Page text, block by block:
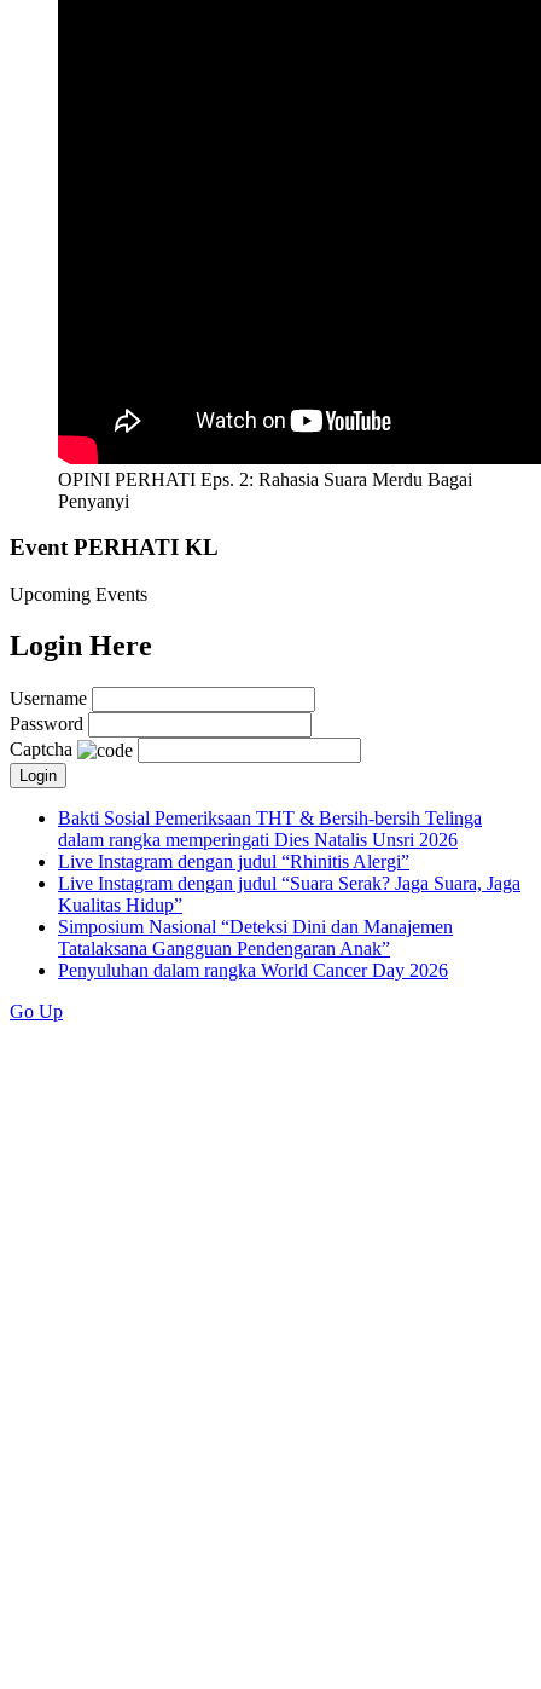
OPINI PERHATI Eps. 2: Rahasia Suara Merdu Bagai
Penyanyi
Event PERHATI KL
Upcoming Events
Login Here
Username
Password
Captcha
Bakti Sosial Pemeriksaan THT & Bersih-bersih Telinga
dalam rangka memperingati Dies Natalis Unsri 2026
Live Instagram dengan judul “Rhinitis Alergi”
Live Instagram dengan judul “Suara Serak? Jaga Suara, Jaga
Kualitas Hidup”
Simposium Nasional “Deteksi Dini dan Manajemen
Tatalaksana Gangguan Pendengaran Anak”
Penyuluhan dalam rangka World Cancer Day 2026
Go Up